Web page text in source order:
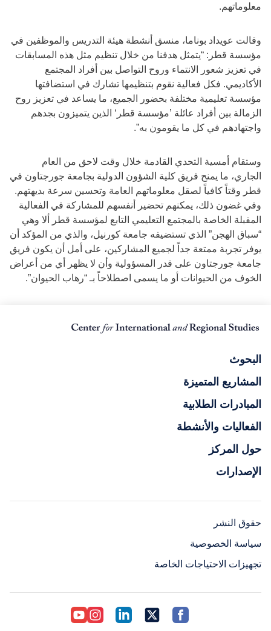
معلوماتهم.
وقالت عويداد بوناما، منسق أنشطة هيئة التدريس والموظفين في
مؤسسة قطر: “يتمثل هدفنا من خلال تنظيم مثل هذه المسابقات
في تعزيز شعور الانتماء وروح التواصل بين أفراد المجتمع
الأكاديمي. فكل فعالية نقوم بتنظيمها تشارك في استضافتها
مؤسسة تعليمية مختلفة بحضور الجميع، ما يساعد في تعزيز روح
الزمالة بين أفراد عائلة ’مؤسسة قطر‘ الذين يتميزون بجدهم
واجتهادهم في كل ما يقومون به”.
وستقام أمسية التحدي القادمة خلال وقت لاحق من العام
الجاري، ما يمنح فريق كلية الشؤون الدولية بجامعة جورجتاون في
قطر وقتاً كافياً لصقل معلوماتهم العامة وتحسين سرعة بديهتهم.
وفي غضون ذلك، يمكنهم تحضير أنفسهم للمشاركة في الفعالية
المقبلة الخاصة بالمجتمع التعليمي التابع لمؤسسة قطر ألا وهي
“سباق الهجن” الذي تستضيفه جامعة كورنيل، والذي من المؤكد أن
يوفر تجربة ممتعة جداً لجميع المشاركين، على أمل أن يكون فريق
جامعة جورجتاون على قدر المسؤولية وأن لا يظهر أي من أعراض
الخوف من الحيوانات أو ما يسمى اصطلاحاً بـ “رهاب الحيوان”.
البحوث
المشاريع المتميزة
المبادرات الطلابية
الفعاليات والأنشطة
حول المركز
الإصدارات
حقوق النشر
سياسة الخصوصية
تجهيزات الاحتياجات الخاصة